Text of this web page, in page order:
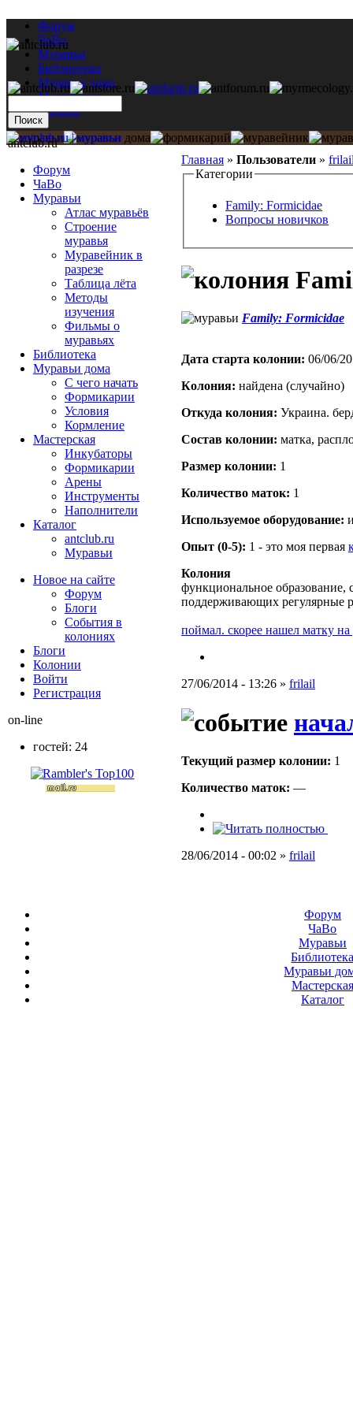
Форум
ЧаВо
Муравьи
Библиотека
Муравьи дома
Мастерская
Каталог
Главная » Пользователи »
Категории
Family: Formicidae
Вопросы новичков
Family: Formicidae
Дата старта кoлонии: 06/06/
Кoлония: найдена (случайно)
Откуда кoлония: Украина.
Состав кoлонии: матка,
Размер кoлонии: 1
Количество маток: 1
Используемое оборудование:
Опыт (0-5): 1 - это моя первая
Колония
функциональное образование,
поддерживающих регулярные
поймал. скорее нашел матку на
27/06/2014 - 13:26 » frilail
Текущий размер кoлонии: 1
Количество маток: —
28/06/2014 - 00:02 » frilail
antclub.ru
Форум
ЧаВо
Муравьи
Атлас муравьёв
Строение
муравья
Муравейник в
разрезе
Таблица лёта
Методы
изучения
Фильмы о
муравьях
Библиотека
Муравьи дома
С чего начать
Формикарии
Условия
Кормление
Мастерская
Инкубаторы
Формикарии
Арены
Инструменты
Наполнители
Каталог
antclub.ru
Муравьи
Новое на сайте
Форум
Блоги
События в
колониях
Блоги
Колонии
Войти
Peгиcтpaция
on-line
гостей: 24
Форум
ЧаВо
Муравьи
Муравьи
Мастерская
Каталог